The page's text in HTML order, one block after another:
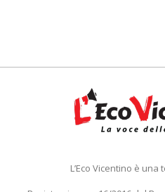
L’Eco Vicentino è